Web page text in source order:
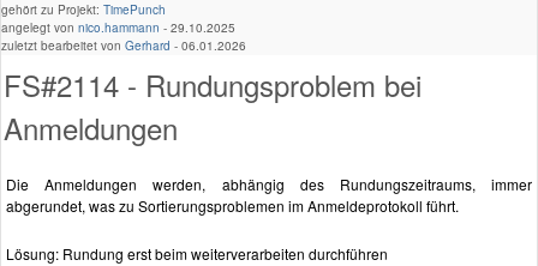
gehört zu Projekt: TimePunch
angelegt von nico.hammann - 29.10.2025
zuletzt bearbeitet von Gerhard - 06.01.2026
FS#2114 - Rundungsproblem bei
Anmeldungen
Die Anmeldungen werden, abhängig des Rundungszeitraums, immer
abgerundet, was zu Sortierungsproblemen im Anmeldeprotokoll führt.
Lösung: Rundung erst beim weiterverarbeiten durchführen